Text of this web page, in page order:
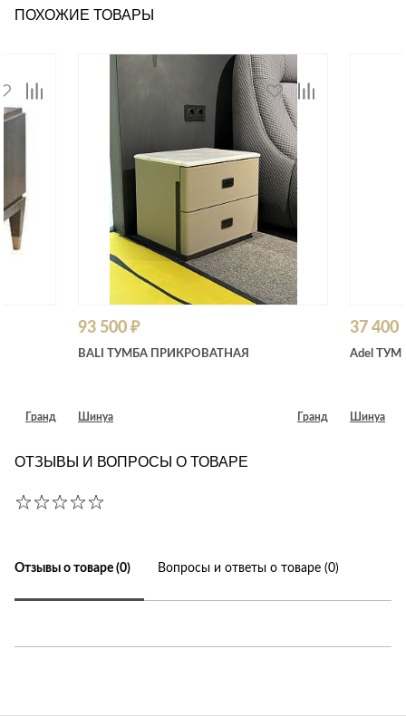
ПОХОЖИЕ ТОВАРЫ
Гранд
93 500 ₽
BALI ТУМБА ПРИКРОВАТНАЯ
Шинуа Гранд
37 400
Adel
Шинуа
ОТЗЫВЫ И ВОПРОСЫ О ТОВАРЕ
Отзывы о товаре (0) Вопросы и ответы о товаре (0)